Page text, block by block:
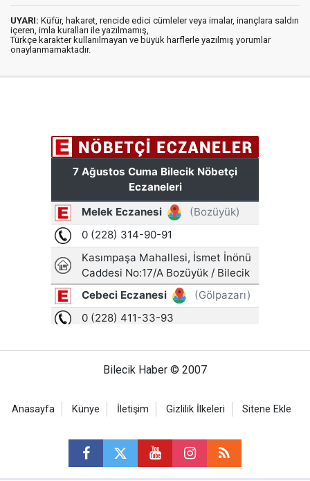
UYARI: Küfür, hakaret, rencide edici cümleler veya imalar, inançlara saldırı
içeren, imla kuralları ile yazılmamış,
Türkçe karakter kullanılmayan ve büyük harflerle yazılmış yorumlar
onaylanmamaktadır.
Bilecik Haber © 2007
Anasayfa Künye İletişim Gizlilik İlkeleri Sitene Ekle